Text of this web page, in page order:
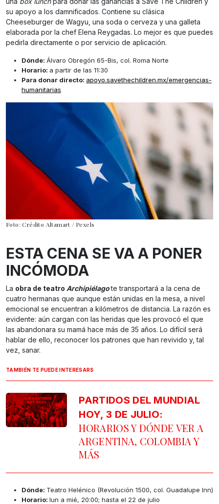
su apoyo a los damnificados. Contiene su clásica
Cheeseburger de Wagyu, una soda o cerveza y una galleta
elaborada por la chef Elena Reygadas. Lo mejor es que puedes
pedirla directamente o por servicio de aplicación.
Dónde: Álvaro Obregón 65-Bis, col. Roma Norte
Horario: a partir de las 11:30
Para donar directo: apoyo.savethechildren.mx/emergencias-
humanitarias
Foto: Crédito Altamart / Pexels
ESTA CENA SE VA A PONER
INCÓMODA
La obra de teatro Archipiélagote transportará a la cena de
cuatro hermanas que aunque están unidas en la mesa, a nivel
emocional se encuentran a kilómetros de distancia. La razón es
evidente: aún cargan con las heridas que les provocó el que
las abandonara su mamá hace más de 35 años. Lo difícil será
hablar de ello, reconocer los patrones que han revivido y, tal
vez, sanar.
TAMBIÉN TE PUEDE INTERESARS
PARTIDOS DEL MUNDIAL
HOY, 3 DE JULIO:
HORARIOS Y DÓNDE VER A
ARGENTINA, COLOMBIA Y
MÁS
Dónde: Teatro Helénico (Revolución 1500, col. Guadalupe Inn)
Horario: lun a mié, 20:00; hasta el 22 de julio